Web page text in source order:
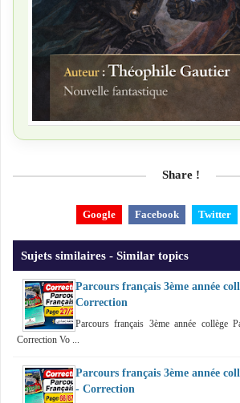
Share !
Google Facebook Twitter
Sujets similaires - Similar topics
Parcours français 3ème année
Correction
Parcours français 3ème année
Correction Vo ...
Parcours français 3ème année
- Correction